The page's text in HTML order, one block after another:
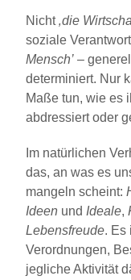
Nicht‚die
soziale
Mensch’ –
determiniert. Nur
Maße tun, wie es
abdressiert oder
Im natürlichen
das, an was es
mangeln scheint:
Ideen und Ideale,
Lebensfreude. Es
Verordnungen,
jegliche Aktivität